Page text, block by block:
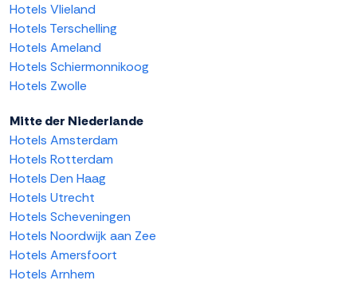
Hotels Vlieland
Hotels Terschelling
Hotels Ameland
Hotels Schiermonnikoog
Hotels Zwolle
Mitte der Niederlande
Hotels Amsterdam
Hotels Rotterdam
Hotels Den Haag
Hotels Utrecht
Hotels Scheveningen
Hotels Noordwijk aan Zee
Hotels Amersfoort
Hotels Arnhem